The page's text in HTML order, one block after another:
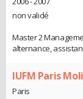
non validé
Master 2
alternance,
IUFM Paris
Paris